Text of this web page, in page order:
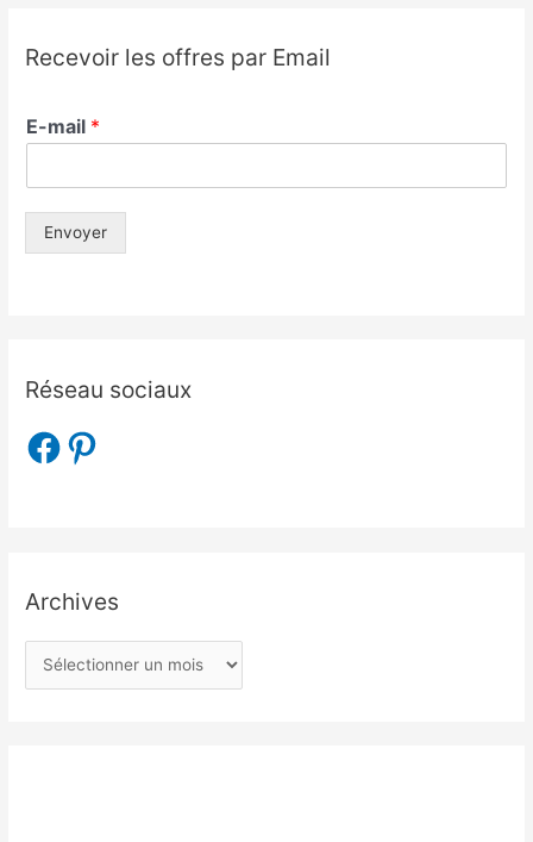
Recevoir les offres par Email
E-mail *
Envoyer
Réseau sociaux
Archives